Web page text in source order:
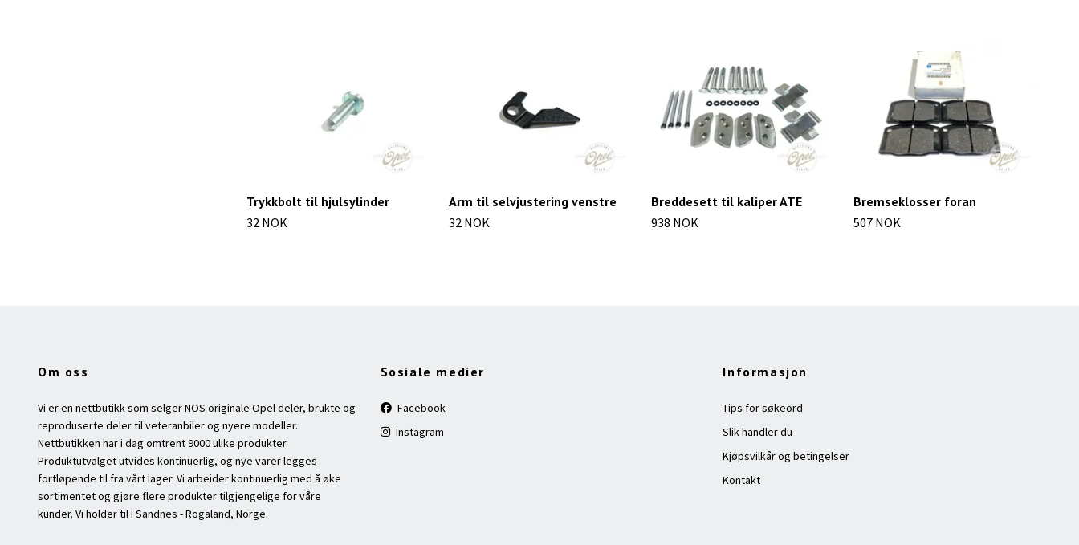
Trykkbolt til hjulsylinder
32 NOK
Arm til selvjustering venstre
32 NOK
Breddesett til kaliper ATE
938 NOK
Bremseklosser foran
507 NOK
Om oss
Vi er en nettbutikk som selger NOS originale Opel deler, brukte og
reproduserte deler til veteranbiler og nyere modeller.
Nettbutikken har i dag omtrent 9000 ulike produkter.
Produktutvalget utvides kontinuerlig, og nye varer legges
fortløpende til fra vårt lager. Vi arbeider kontinuerlig med å øke
sortimentet og gjøre flere produkter tilgjengelige for våre
kunder. Vi holder til i Sandnes - Rogaland, Norge.
Sosiale medier
Facebook
Instagram
Informasjon
Tips for søkeord
Slik handler du
Kjøpsvilkår og betingelser
Kontakt